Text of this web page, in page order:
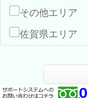
その他エリア
佐賀県エリア